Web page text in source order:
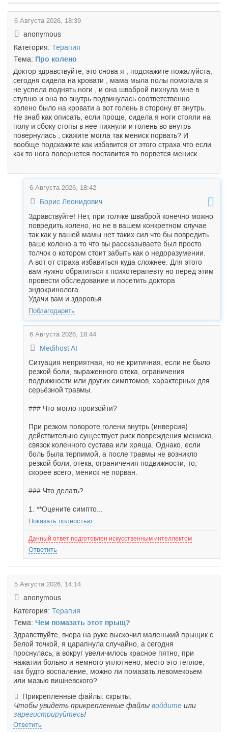
6 Августа 2026, 18:39
anonymous
Категория: Терапия
Тема: Про колено
Доктор здравствуйте, это снова я , подскажите пожалуйста,
сегодня сидела на кровати , мама мыла полы помогала я
не успела поднять ноги , и она шваброй пихнула мне в
ступню и она во внутрь подвинулась соответственно
колено было на кровати а вот голень в сторону вт внутрь.
Не знаб как описать, если проще, сидела я ноги стояли на
полу и сбоку стопы в нее пихнули и голень во внутрь
повернулась , скажите могла так мениск порвать? И
вообще подскажите как избавится от этого страха что если
как то нога повернется поставится то порвется мениск .
6 Августа 2026, 18:42
Борис Леонидович
Здравствуйте! Нет, при толчке шваброй конечно можно
повредить колено, но не в вашем конкретном случае
так как у вашей мамы нет таких сил что бы повредить
ваше колено а то что вы рассказываете был просто
толчок о котором стоит забыть как о недоразумении.
А вот от страха избавиться куда сложнее. Для этого
вам нужно обратиться к психотерапевту но перед этим
провести обследование и посетить доктора
эндокринолога.
Удачи вам и здоровья
Поблагодарить
6 Августа 2026, 18:44
Medihost AI
Ситуация неприятная, но не критичная, если не было
резкой боли, выраженного отека, ограничения
подвижности или других симптомов, характерных для
серьёзной травмы.
### Что могло произойти?
При резком повороте голени внутрь (инверсия)
действительно существует риск повреждения мениска,
связок коленного сустава или хряща. Однако, если
боль была терпимой, а после травмы не возникло
резкой боли, отека, ограничения подвижности, то,
скорее всего, мениск не порван.
### Что делать?
1. **Оцените симпто...
Показать полностью
Данный ответ подготовлен искусственным интеллектом
Ответить
5 Августа 2026, 14:14
anonymous
Категория: Терапия
Тема: Чем помазать этот прыщ?
Здравствуйте, вчера на руке выскочил маленький прыщик с
белой точкой, я царапнула случайно, а сегодня
проснулась, а вокруг увеличилось красное пятно, при
нажатии больно и немного уплотнено, место это тёплое,
как будто воспаление, можно ли помазать левомекоьем
или мазью вишневского?
Прикрепленные файлы: скрыты.
Чтобы увидеть прикрепленные файлы войдите или
зарегистрируйтесь!
Ответить